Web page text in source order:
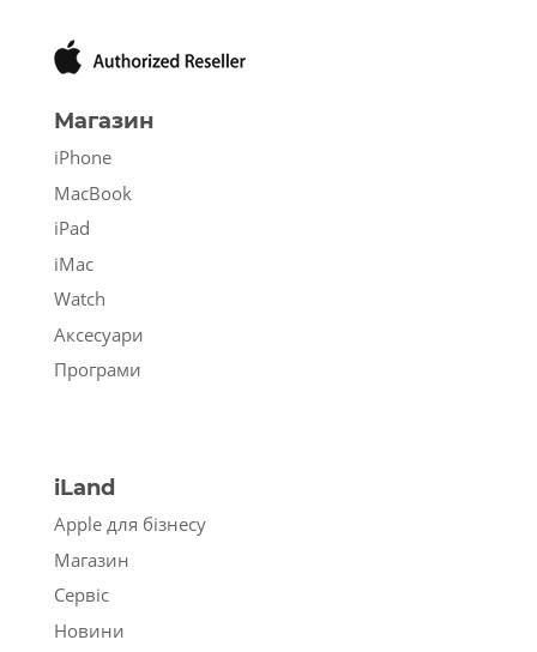
Магазин
iPhone
MacBook
iPad
iMac
Watch
Аксесуари
Програми
iLand
Apple для бізнесу
Магазин
Сервіс
Новини